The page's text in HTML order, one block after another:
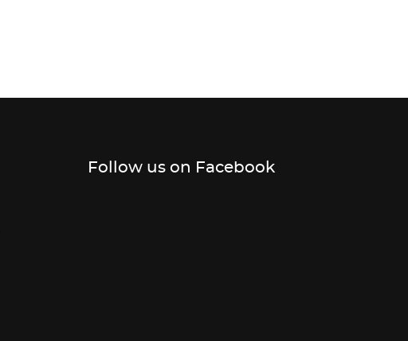
Follow us on Facebook